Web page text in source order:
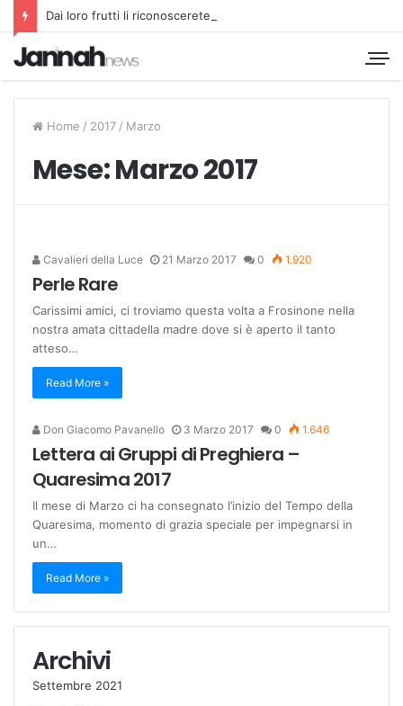
Dai loro frutti li riconoscerete
Home / 2017 / Marzo
Mese:Marzo 2017
Cavalieri della Luce 21 Marzo 2017 0 1.920
Perle Rare
Carissimi amici, ci troviamo questa volta a Frosinone nella
nostra amata cittadella madre dove si è aperto il tanto
atteso…
Read More »
Don Giacomo Pavanello 3 Marzo 2017 0 1.646
Lettera ai Gruppi di Preghiera –
Quaresima 2017
Il mese di Marzo ci ha consegnato l’inizio del Tempo della
Quaresima, momento di grazia speciale per impegnarsi in
un…
Read More »
Archivi
Settembre 2021